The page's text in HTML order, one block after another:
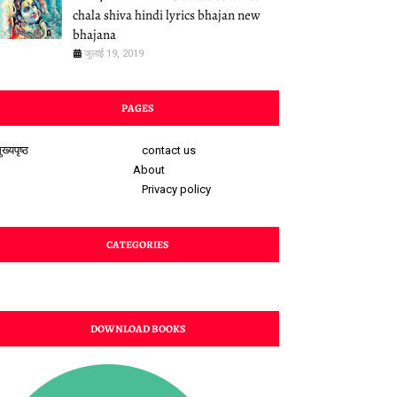
chala shiva hindi lyrics bhajan new
bhajana
जुलाई 19, 2019
PAGES
contact us
About
Privacy policy
CATEGORIES
DOWNLOAD BOOKS